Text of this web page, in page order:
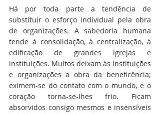
Há por toda parte a tendência de
substituir o esforço individual pela obra
de organizações. A sabedoria humana
tende à consolidação, à centralização, à
edificação de grandes igrejas e
instituições. Muitos deixam às instituições
e organizações a obra da beneficência;
eximem-se do contato com o mundo, e o
coração torna-se-lhes frio. Ficam
absorvidos consigo mesmos e insensíveis